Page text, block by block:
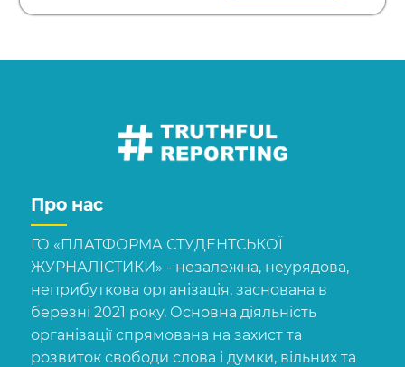
Про нас
ГО «ПЛАТФОРМА СТУДЕНТСЬКОЇ
ЖУРНАЛІСТИКИ» - незалежна, неурядова,
неприбуткова організація, заснована в
березні 2021 року. Основна діяльність
організації спрямована на захист та
розвиток свободи слова і думки, вільних та